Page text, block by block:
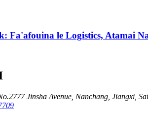
Fa'afouina le Logistics, Atamai
Jinsha Avenue, Nanchang, Jiangxi,